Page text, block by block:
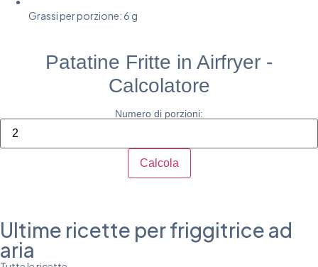
Grassi per porzione: 6 g​
Patatine Fritte in Airfryer -
Calcolatore
Numero di porzioni:
Calcola
Ultime ricette per friggitrice ad
aria